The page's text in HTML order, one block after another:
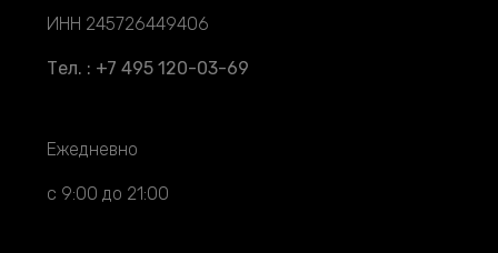
ИНН 245726449406
Тел. : +7 495 120-03-69
Ежедневно
с 9:00 до 21:00